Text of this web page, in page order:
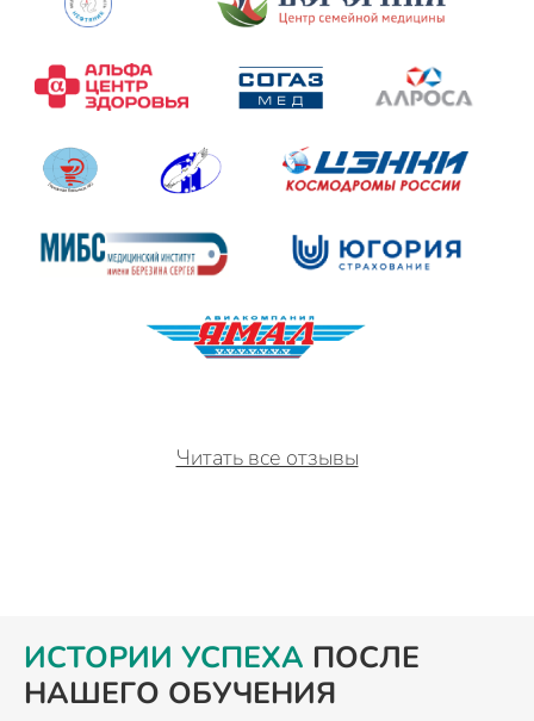
Читать все отзывы
ИСТОРИИ УСПЕХА ПОСЛЕ
НАШЕГО ОБУЧЕНИЯ